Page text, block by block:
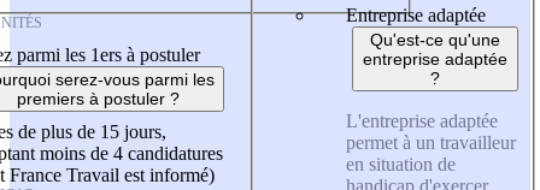
parmi les 1ers à postuler
serez-vous parmi les
premiers à postuler ?
de plus de 15 jours,
moins de 4 candidatures
France Travail est informé)
Entreprise adaptée
Qu'est-ce qu'une
entreprise adaptée
?
L'entreprise adaptée
permet à un travailleur
en situation de
handicap d'exercer